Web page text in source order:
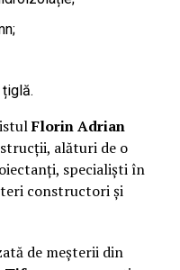
Florin Adrian
alături de o
specialiști în
constructori și
de meșterii din